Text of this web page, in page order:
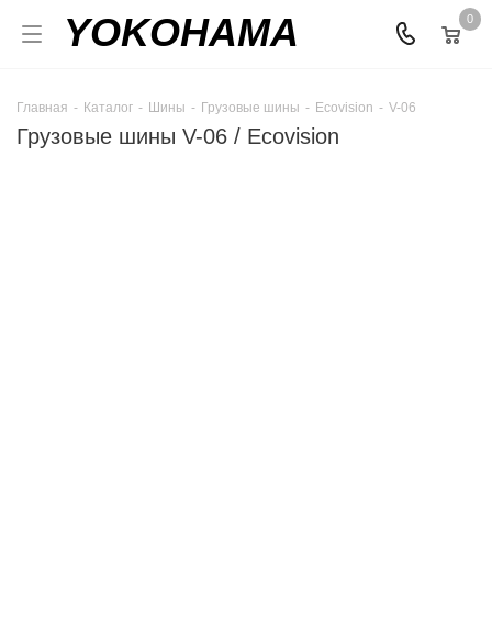
YOKOHAMA 0
Главная - Каталог - Шины - Грузовые шины - Ecovision - V-06
Грузовые шины V-06 / Ecovision